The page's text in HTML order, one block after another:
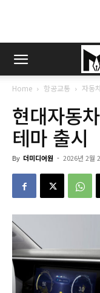
Home 항공교통 자동
현대자동
테마 출시
By 더미디어원 - 2026년 2월